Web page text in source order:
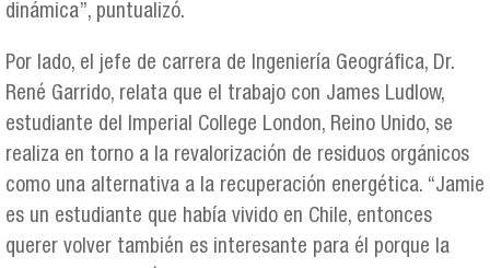
dinámica”, puntualizó.
Por lado, el jefe de carrera de Ingeniería Geográfica, Dr.
René Garrido, relata que el trabajo con James Ludlow,
estudiante del Imperial College London, Reino Unido, se
realiza en torno a la revalorización de residuos orgánicos
como una alternativa a la recuperación energética. “Jamie
es un estudiante que había vivido en Chile, entonces
querer volver también es interesante para él porque la